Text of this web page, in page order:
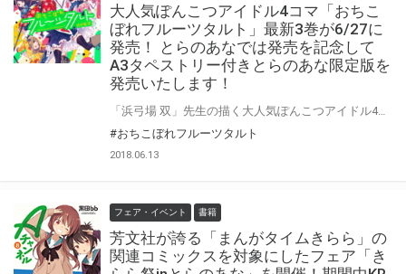
大人気ぽんこつアイドル4コマ「おちこ
ぼれフルーツタルト」最新3巻が6/27に
発売！ とらのあなでは発売を記念して
A3タペストリー付きとらのあな限定版を
発売いたします！
「浜弓場 双」先生の描く大人気ぽんこつアイドル4コマ「おちこぼれフルーツタルト」3巻が 2018年6月27日にいよいよ発売！ 「フルーツタルト」のアイドル活動はときにカワイク、ときにイヤラシク(!?)。 そんな彼女たちのアイドル活動は3巻でも必見です！ とらのあなでは3巻の発売を記念して引き続き 「A3タペストリー付きとらのあな限定版」を発売いたします。 是非この機会にお買い求めください！
#おちこぼれフルーツタルト
2018.06.13
フェア・イベント 書籍
芳文社が誇る「まんがタイムきらら」の
関連コミックスを対象にしたフェア「き